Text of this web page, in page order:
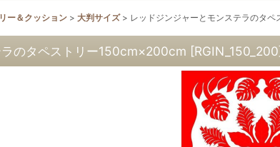
ー＆クッション > 大判サイズ > レッドジンジャーとモンステラのタ
のタペストリー150cm×200cm [RGIN_150_200]